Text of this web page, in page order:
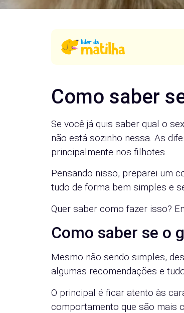
Como saber
Se você já quis saber qual o
não está sozinho nessa. As
principalmente nos filhotes.
Pensando nisso, preparei um
tudo de forma bem simples e
Quer saber como fazer isso?
Como saber se o
Mesmo não sendo simples,
algumas recomendações e
O principal é ficar atento às
comportamento que são mais